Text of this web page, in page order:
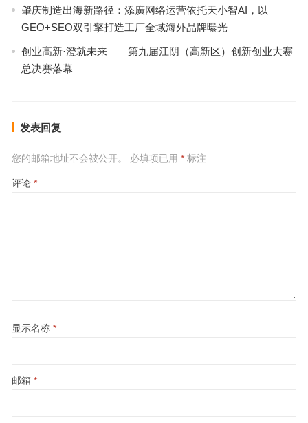
肇庆制造出海新路径：添廣网络运营依托天小智AI，以
GEO+SEO双引擎打造工厂全域海外品牌曝光
创业高新·澄就未来——第九届江阴（高新区）创新创业大赛
总决赛落幕
发表回复
您的邮箱地址不会被公开。 必填项已用 *标注
评论 *
显示名称 *
邮箱 *